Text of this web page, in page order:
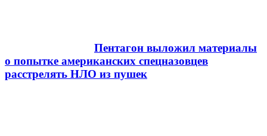
Пентагон выложил материалы
о попытке американских спецназовцев
расстрелять НЛО из пушек